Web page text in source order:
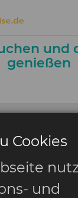
und
genießen
Cookies
und